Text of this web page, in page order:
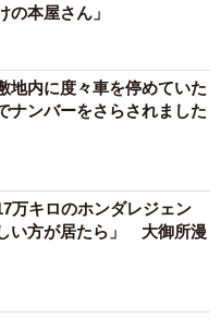
本屋さん」
地内に度々車を停めていた
ナンバーをさらされました
万キロのホンダレジェン
い方が居たら」 大御所漫